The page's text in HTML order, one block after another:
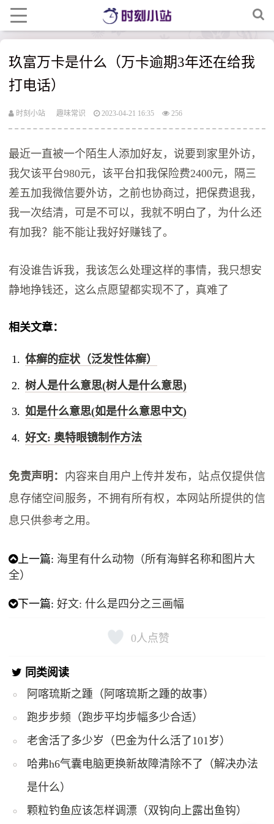
玖富万卡是什么（万卡逾期3年还在给我
打电话）
时刻小站 趣味常识 2023-04-21 16:35 256
最近一直被一个陌生人添加好友，说要到家里外访，
我欠该平台980元，该平台扣我保险费2400元，隔三
差五加我微信要外访，之前也协商过，把保费退我，
我一次结清，可是不可以，我就不明白了，为什么还
有加我？能不能让我好好赚钱了。
有没谁告诉我，我该怎么处理这样的事情，我只想安
静地挣钱还，这么点愿望都实现不了，真难了
相关文章：
体癣的症状（泛发性体癣）
树人是什么意思(树人是什么意思)
如是什么意思(如是什么意思中文)
好文: 奥特眼镜制作方法
免责声明： 内容来自用户上传并发布，站点仅提供信
息存储空间服务，不拥有所有权，本网站所提供的信
息只供参考之用。
上一篇: 海里有什么动物（所有海鲜名称和图片大
全）
下一篇:好文: 什么是四分之三画幅
0人点赞
同类阅读
阿喀琉斯之踵（阿喀琉斯之踵的故事）
跑步步频（跑步平均步幅多少合适）
老舍活了多少岁（巴金为什么活了101岁）
哈弗h6气囊电脑更换新故障清除不了（解决办法
是什么）
颗粒钓鱼应该怎样调漂（双钩向上露出鱼钩）